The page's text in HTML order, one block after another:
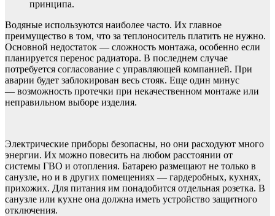
принципа.
Водяные используются наиболее часто. Их главное
преимущество в том, что за теплоноситель платить не нужно.
Основной недостаток — сложность монтажа, особенно если
планируется перенос радиатора. В последнем случае
потребуется согласование с управляющей компанией. При
аварии будет заблокирован весь стояк. Еще один минус
— возможность протечки при некачественном монтаже или
неправильном выборе изделия.
Электрические приборы безопасны, но они расходуют много
энергии. Их можно повесить на любом расстоянии от
системы ГВО и отопления. Батарею размещают не только в
санузле, но и в других помещениях — гардеробных, кухнях,
прихожих. Для питания им понадобится отдельная розетка. В
санузле или кухне она должна иметь устройство защитного
отключения.